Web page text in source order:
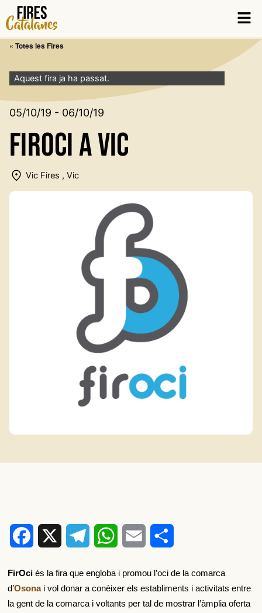
« Totes les Fires
Aquest fira ja ha passat.
05/10/19 - 06/10/19
FirOci a Vic
Vic Fires , Vic
Facebook TelegramWhatsApp
Email
FirOci és la fira que engloba i promou l’oci de la comarca
d’Osonai vol donar a conèixer els establiments i activitats entre
la gent de la comarca i voltants per tal de mostrar l’àmplia oferta